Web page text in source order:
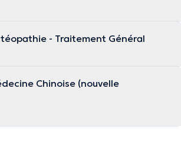
- Traitement Général
Chinoise (nouvelle